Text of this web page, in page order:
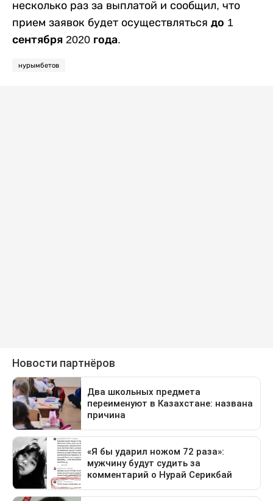
несколько раз за выплатой и сообщил, что
прием заявок будет осуществляться до 1
сентября 2020 года.
нурымбетов